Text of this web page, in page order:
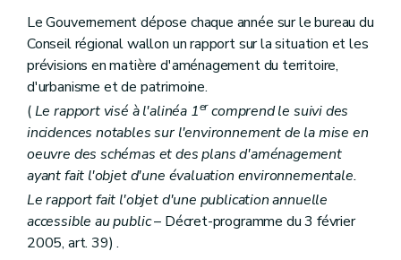
Art. 50
Art. 51
Art. 52
Section 4 Procédure de révision
Art. 53
Section 5 Elaboration et révision par le Gouvernement
Art. 54
Art. 55
Art. 56
Section 6 Effets du plan communal d'aménagement
Art. 57
Art. 57bis
Section 7
Abrogation du plan communal d'aménagement
Art. 57
ter
Chapitre IV
Le Gouvernement dépose chaque année sur le bureau du
Conseil régional wallon un rapport sur la situation et les
prévisions en matière d'aménagement du territoire,
d'urbanisme et de patrimoine.
(Le rapport visé à l'alinéa 1ercomprend le suivi des
incidences notables sur l'environnement de la mise en
oeuvre des schémas et des plans d'aménagement
ayant fait l'objet d'une évaluation environnementale.
Le rapport fait l'objet d'une publication annuelle
accessible au public– Décret-programme du 3 février
2005, art. 39) .